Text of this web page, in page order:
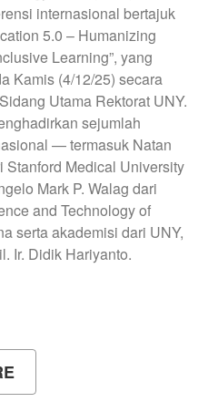
internasional bertajuk
5.0 – Humanizing
Learning”, yang
Kamis (4/12/25) secara
Utama Rektorat UNY.
sejumlah
— termasuk Natan
Stanford Medical University
Mark P. Walag dari
and Technology of
serta akademisi dari UNY,
Ir. Didik Hariyanto.
ICOE